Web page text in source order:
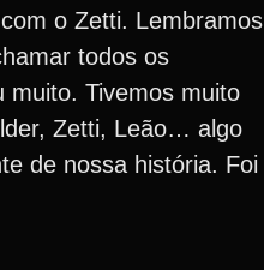
o Zetti. Lembramos
todos os
muito. Tivemos muito
Zetti, Leão… algo
de nossa história. Foi